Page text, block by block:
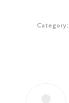
Category: